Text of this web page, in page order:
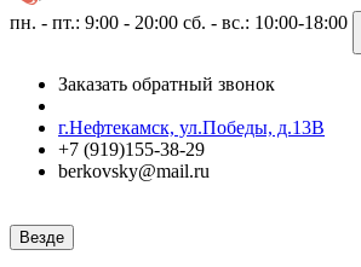
пн. - пт.: 9:00 - 20:00 сб. - вс.: 10:00-18:00
Заказать обратный звонок
г.Нефтекамск, ул.Победы, д.13В
+7 (919)155-38-29
berkovsky@mail.ru
Везде